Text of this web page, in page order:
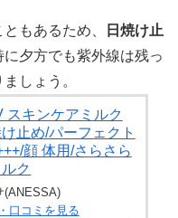
もあるため、
日焼け止
夕方でも紫外線は残っ
しょう。
スキンケアミルク
止め/パーフェクト
顔 体用/さらさら
ルク
(ANESSA)
口コミを見る